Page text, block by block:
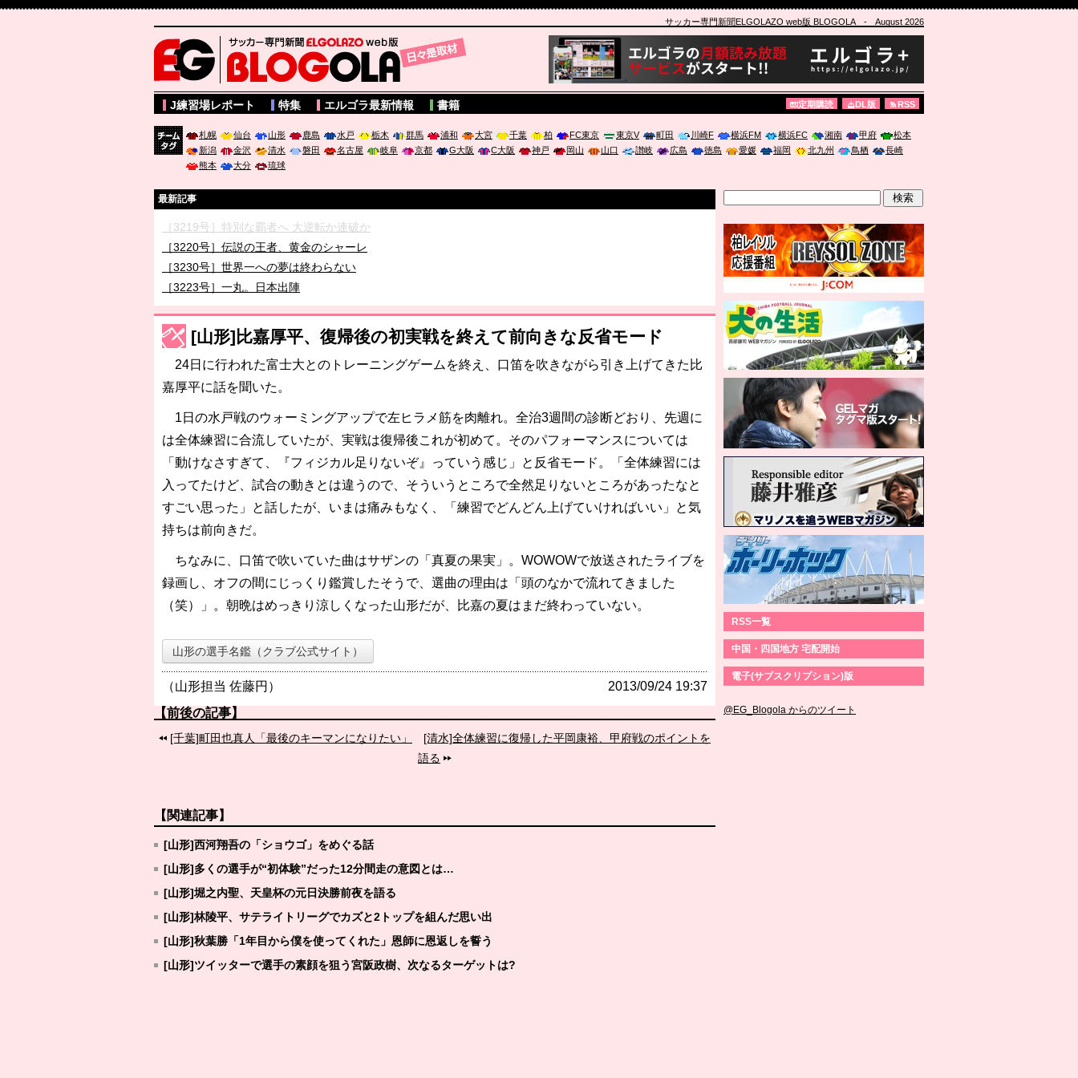
サッカー専門新聞ELGOLAZO web版 BLOGOLA- August 2026
サッカー専門新聞ELGOLAZO web版 BLOGOLA
J練習場レポート 特集 エルゴラ最新情報 書籍 定期購読 DL版 RSS
札幌 仙台 山形 鹿島 水戸 栃木 群馬 浦和 大宮 千葉 柏 FC東京 東京V 町田 川崎F 横浜FM 横浜FC 湘南 甲府
松本
新潟
金沢 清水 磐田 名古屋 岐阜 京都 G大阪 C大阪 神戸 岡山 山口 讃岐 広島 徳島 愛媛 福岡 北九州 鳥栖
長崎
熊本
大分 琉球
最新記事
［3219号］特別な覇者へ 大逆転か連破か
［3220号］伝説の王者、黄金のシャーレ
［3230号］世界一への夢は終わらない
［3223号］一丸。日本出陣
［3222号］史上最大のW杯開幕 注目は「個」
長谷川 アーリアジャスールさんがシンポジウム「気候変動から命を守る ～エネルギー危機時代の猛暑対策～」に登壇
[山形]比嘉厚平、復帰後の初実戦を終えて前向きな反省モード
24日に行われた富士大とのトレーニングゲームを終え、口笛を吹きながら引き上げてきた比
嘉厚平に話を聞いた。
1日の水戸戦のウォーミングアップで左ヒラメ筋を肉離れ。全治3週間の診断どおり、先週に
は全体練習に合流していたが、実戦は復帰後これが初めて。そのパフォーマンスについては
「動けなさすぎて、『フィジカル足りないぞ』っていう感じ」と反省モード。「全体練習には
入ってたけど、試合の動きとは違うので、そういうところで全然足りないところがあったなと
すごい思った」と話したが、いまは痛みもなく、「練習でどんどん上げていければいい」と気
持ちは前向きだ。
ちなみに、口笛で吹いていた曲はサザンの「真夏の果実」。WOWOWで放送されたライブを
録画し、オフの間にじっくり鑑賞したそうで、選曲の理由は「頭のなかで流れてきました
（笑）」。朝晩はめっきり涼しくなった山形だが、比嘉の夏はまだ終わっていない。
山形の選手名鑑（クラブ公式サイト）
（山形担当 佐藤円） 2013/09/24 19:37
【前後の記事】
[千葉]町田也真人「最後のキーマンになりたい」
[清水]全体練習に復帰した平岡康裕、甲府戦のポイントを
語る
【関連記事】
[山形]西河翔吾の「ショウゴ」をめぐる話
[山形]多くの選手が“初体験”だった12分間走の意図とは…
[山形]堀之内聖、天皇杯の元日決勝前夜を語る
[山形]林陵平、サテライトリーグでカズと2トップを組んだ思い出
[山形]秋葉勝「1年目から僕を使ってくれた」恩師に恩返しを誓う
[山形]ツイッターで選手の素顔を狙う宮阪政樹、次なるターゲットは?
RSS一覧
中国・四国地方 宅配開始
電子(サブスクリプション)版
@EG_Blogola からのツイート